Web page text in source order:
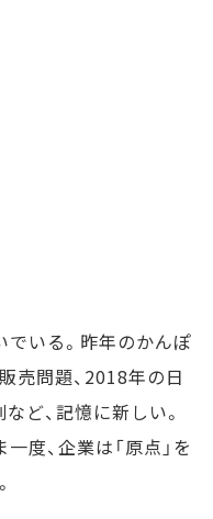
いる。昨年のかんぽ
売問題、2018年の日
ど、記憶に新しい。
度、企業は「原点」を